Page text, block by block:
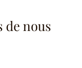
de nous